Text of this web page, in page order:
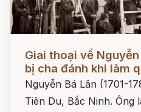
Giai thoại về
bị cha đánh khi làm
Nguyễn Bá Lân (1701-
Tiên Du, Bắc Ninh. Ông